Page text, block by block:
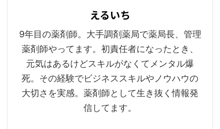
えるいち
9年目の薬剤師。大手調剤薬局で薬局長、管理
薬剤師やってます。初責任者になったとき、
元気はあるけどスキルがなくてメンタル爆
死。その経験でビジネススキルやノウハウの
大切さを実感。薬剤師として生き抜く情報発
信してます。